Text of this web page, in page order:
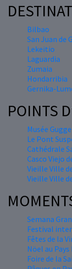
Bilbao
San Juan de
Lekeitio
Laguardia
Zumaia
Hondarribia
Gernika-
POINTS
Musée
Le Pont
Cathédrale
Casco Viejo
Vieille Ville
Vieille Ville
Semana
Festival
Fêtes de la
Nöel au Pays
Foire de la